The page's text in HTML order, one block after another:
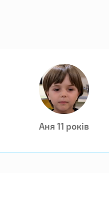
Аня 11 років